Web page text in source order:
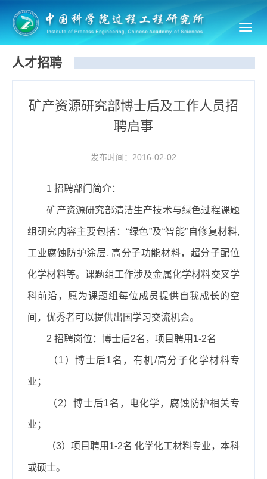
人才招聘
矿产资源研究部博士后及工作人员招
聘启事
发布时间：2016-02-02
1 招聘部门简介：
矿产资源研究部清洁生产技术与绿色过程课题
组 研究内容主要包括： “绿色”及“智能”自修复材料,
工业腐蚀防护涂层, 高分子功能材料，超分子配位
化学材料等。课题组工作涉及金属化学材料交叉学
科前沿，愿为课题组每位成员提供自我成长的空
间，优秀者可以提供出国学习交流机会。
2 招聘岗位：博士后2名，项目聘用 1-2名
（1 ）博士后1 名，有机/高分子化学材料专
业；
（2）博士后1名，电化学，腐蚀防护相关专
业；
（3）项目聘用 1-2名 化学化工材料专业，本科
或硕士。